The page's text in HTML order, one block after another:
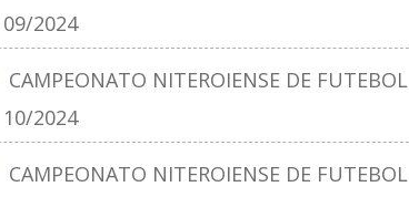
09/2024
NITEROIENSE DE FUTEBOL
10/2024
NITEROIENSE DE FUTEBOL